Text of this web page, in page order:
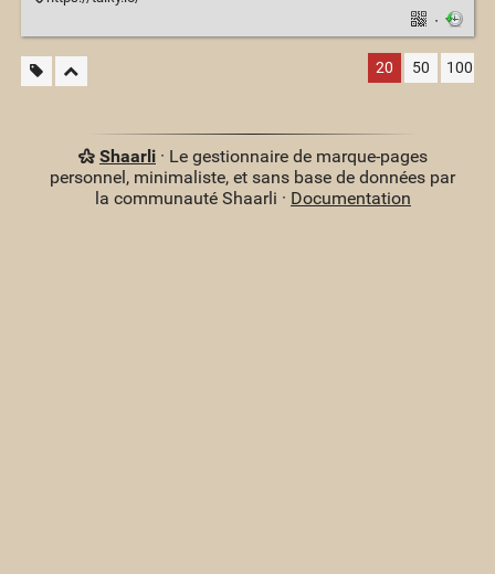
·
20 50 100
Shaarli· Le gestionnaire de marque-pages
personnel, minimaliste, et sans base de données par
la communauté Shaarli · Documentation